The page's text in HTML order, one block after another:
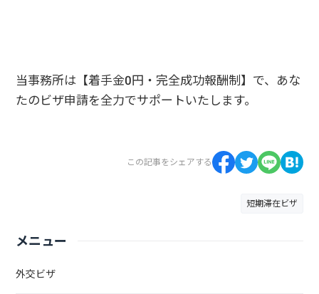
当事務所は【着手金0円・完全成功報酬制】で、あな
たのビザ申請を全力でサポートいたします。
この記事をシェアする
短期滞在ビザ
メニュー
外交ビザ